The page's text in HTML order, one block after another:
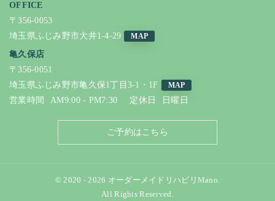
OFFICE
〒356-0053
埼玉県ふじみ野市大井1-4-29
MAP
亀久保店
〒356-0051
埼玉県ふじみ野市亀久保1丁目3-1・1F
MAP
営業時間 AM9:00 - PM7:30 定休日 日曜日
ご予約はこちら
© 2020 - 2026 オーダーメイドリハビリMano.
All Rights Reserved.